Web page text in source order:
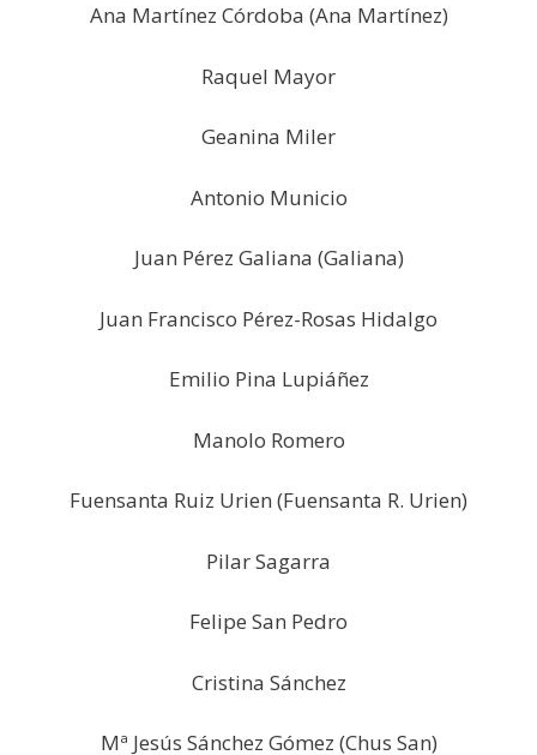
Ana Martínez Córdoba (Ana Martínez)
Raquel Mayor
Geanina Miler
Antonio Municio
Juan Pérez Galiana (Galiana)
Juan Francisco Pérez-Rosas Hidalgo
Emilio Pina Lupiáñez
Manolo Romero
Fuensanta Ruiz Urien (Fuensanta R. Urien)
Pilar Sagarra
Felipe San Pedro
Cristina Sánchez
Mª Jesús Sánchez Gómez (Chus San)